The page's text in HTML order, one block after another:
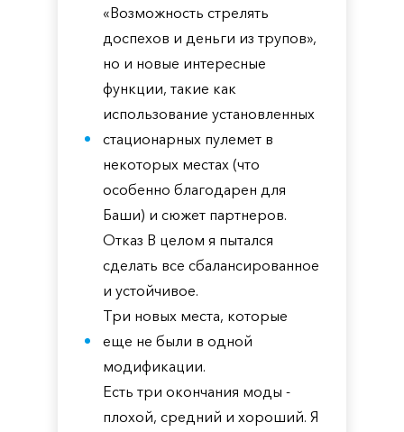
«Возможность стрелять
доспехов и деньги из трупов»,
но и новые интересные
функции, такие как
использование установленных
стационарных пулемет в
некоторых местах (что
особенно благодарен для
Баши) и сюжет партнеров.
Отказ В целом я пытался
сделать все сбалансированное
и устойчивое.
Три новых места, которые
еще не были в одной
модификации.
Есть три окончания моды -
плохой, средний и хороший. Я